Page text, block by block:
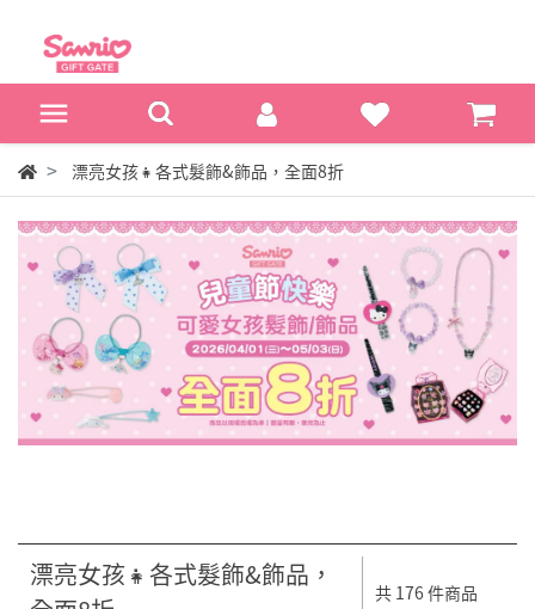
漂亮女孩👧各式髮飾&飾品，全面8折
漂亮女孩👧各式髮飾&飾品，
共 176 件商品